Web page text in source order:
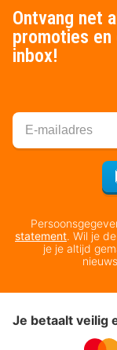
Ontvang net
promoties
inbox!
statement. Wil je
je je altijd
Je betaalt veilig